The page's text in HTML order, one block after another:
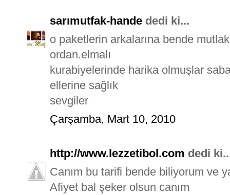
sarımutfak-hande dedi ki...
o paketlerin arkalarına bende
ordan.elmalı
kurabiyelerinde harika olmuşlar
ellerine sağlık
sevgiler
Çarşamba, Mart 10, 2010
http://www.lezzetibol.com dedi
Canım bu tarifi bende biliyorum ve
Afiyet bal şeker olsun canım